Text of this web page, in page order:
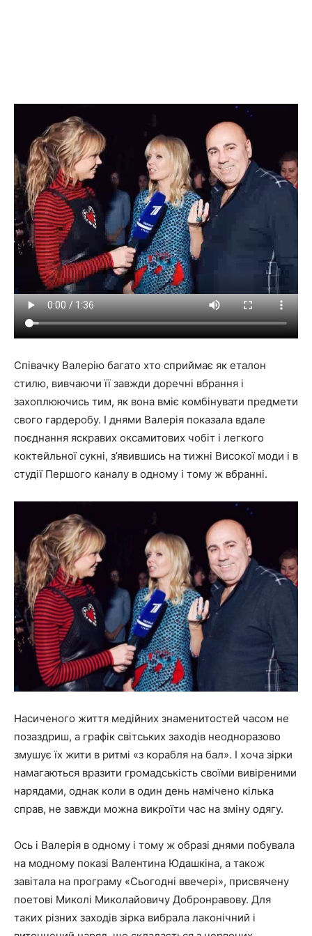
Співачку Валерію багато хто сприймає як еталон
стилю, вивчаючи її завжди доречні вбрання і
захоплюючись тим, як вона вміє комбінувати предмети
свого гардеробу. І днями Валерія показала вдале
поєднання яскравих оксамитових чобіт і легкого
коктейльної сукні, з’явившись на тижні Високої моди і в
студії Першого каналу в одному і тому ж вбранні.
Насиченого життя медійних знаменитостей часом не
позаздриш, а графік світських заходів неодноразово
змушує їх жити в ритмі «з корабля на бал». І хоча зірки
намагаються вразити громадськість своїми вивіреними
нарядами, однак коли в один день намічено кілька
справ, не завжди можна викроїти час на зміну одягу.
Ось і Валерія в одному і тому ж образі днями побувала
на модному показі Валентина Юдашкіна, а також
завітала на програму «Сьогодні ввечері», присвячену
поетові Миколі Миколайовичу Добронравову. Для
таких різних заходів зірка вибрала лаконічний і